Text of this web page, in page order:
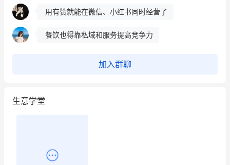
用有赞就能在微信、小红书同时经营了
餐饮也得靠私域和服务提高竞争力
加入群聊
生意学堂